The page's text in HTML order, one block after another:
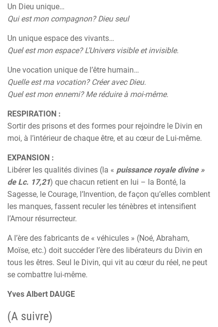
Un Dieu unique…
Qui est mon compagnon? Dieu seul
Un unique espace des vivants…
Quel est mon espace? L’Univers visible et invisible.
Une vocation unique de l’être humain…
Quelle est ma vocation? Créer avec Dieu.
Quel est mon ennemi? Me réduire à moi-même.
RESPIRATION :
Sortir des prisons et des formes pour rejoindre le Divin en
moi, à l’intérieur de chaque être, et au cœur de Lui-même.
EXPANSION :
Libérer les qualités divines (la « puissance royale divine »
de Lc. 17,21) que chacun retient en lui – la Bonté, la
Sagesse, le Courage, l’Invention, de façon qu’elles comblent
les manques, fassent reculer les ténèbres et intensifient
l’Amour résurrecteur.
A l’ère des fabricants de « véhicules » (Noé, Abraham,
Moïse, etc.) doit succéder l’ère des libérateurs du Divin en
tous les êtres. Seul le Divin, qui vit au cœur du réel, ne peut
se combattre lui-même.
Yves Albert DAUGE
(A suivre)